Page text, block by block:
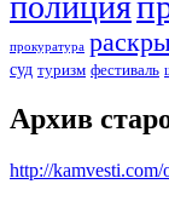
прокуратура
суд туризм фестиваль
Архив
http://kamvesti.com/